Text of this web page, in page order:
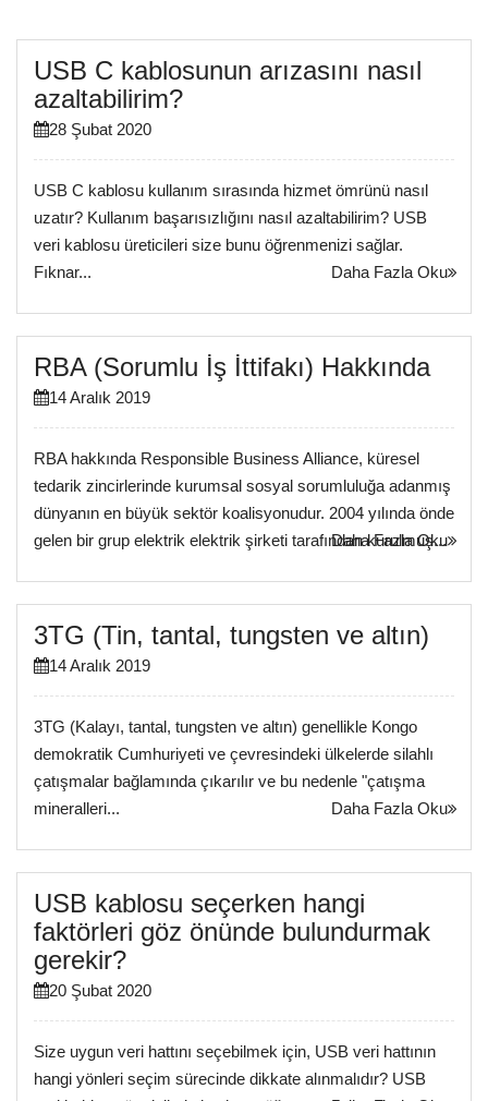
USB C kablosunun arızasını nasıl
azaltabilirim?
28 Şubat 2020
USB C kablosu kullanım sırasında hizmet ömrünü nasıl
uzatır? Kullanım başarısızlığını nasıl azaltabilirim? USB
veri kablosu üreticileri size bunu öğrenmenizi sağlar.
Fıknar...
Daha Fazla Oku
RBA (Sorumlu İş İttifakı) Hakkında
14 Aralık 2019
RBA hakkında Responsible Business Alliance, küresel
tedarik zincirlerinde kurumsal sosyal sorumluluğa adanmış
dünyanın en büyük sektör koalisyonudur. 2004 yılında önde
gelen bir grup elektrik elektrik şirketi tarafından kurulmuş...
Daha Fazla Oku
3TG (Tin, tantal, tungsten ve altın)
14 Aralık 2019
3TG (Kalayı, tantal, tungsten ve altın) genellikle Kongo
demokratik Cumhuriyeti ve çevresindeki ülkelerde silahlı
çatışmalar bağlamında çıkarılır ve bu nedenle "çatışma
mineralleri...
Daha Fazla Oku
USB kablosu seçerken hangi
faktörleri göz önünde bulundurmak
gerekir?
20 Şubat 2020
Size uygun veri hattını seçebilmek için, USB veri hattının
hangi yönleri seçim sürecinde dikkate alınmalıdır? USB